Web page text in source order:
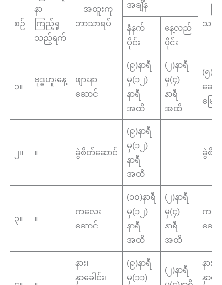
စဉ်
နာ
ကြည့်ရှု
သည့်ရက်
အထူးကု
ဘာသာရပ်
အချိန်
သည့်
နံနက်
ပိုင်း
နေ့လည်
ပိုင်း
၁။
ဗုဒ္ဓဟူးနေ့
ဖျားနာ
ဆောင်
(၉)နာရီ
မှ(၁၂)
နာရီ
အထိ
(၂)နာရီ
မှ(၄)
နာရီ
အထိ
(၅)
ဆော
မြ
၂။ ။ ခွဲစိတ်ဆောင်
(၉)နာရီ
မှ(၁၂)
နာရီ
အထိ
ခွဲစိ
၃။ ။
ကလေး
ဆောင်
(၁၀)နာရီ
မှ(၁၂)
နာရီ
အထိ
(၂)နာရီ
မှ(၄)
နာရီ
အထိ
ကလ
ဆော
နား၊
နှာခေါင်း၊
(၉)နာရီ
မှ(၁၁)
(၂)နာရီ
နား၊
နှာခေ